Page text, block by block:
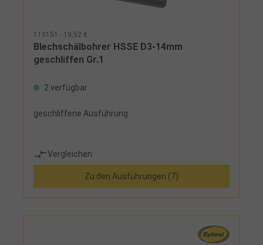
119151 - 19,52 €
Blechschälbohrer HSSE D3-14mm
geschliffen Gr.1
2 verfügbar
geschliffene Ausführung
Vergleichen
Zu den Ausführungen (7)